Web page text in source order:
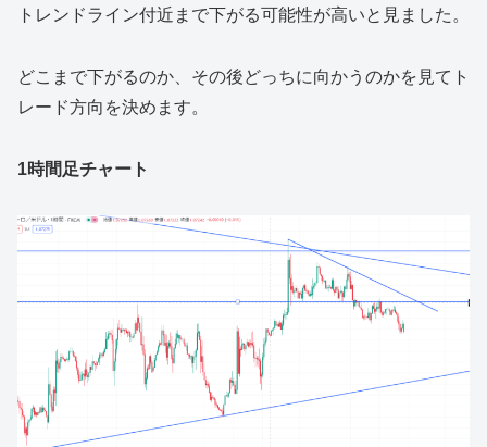
トレンドライン付近まで下がる可能性が高いと見ました。
どこまで下がるのか、その後どっちに向かうのかを見てト
レード方向を決めます。
1時間足チャート